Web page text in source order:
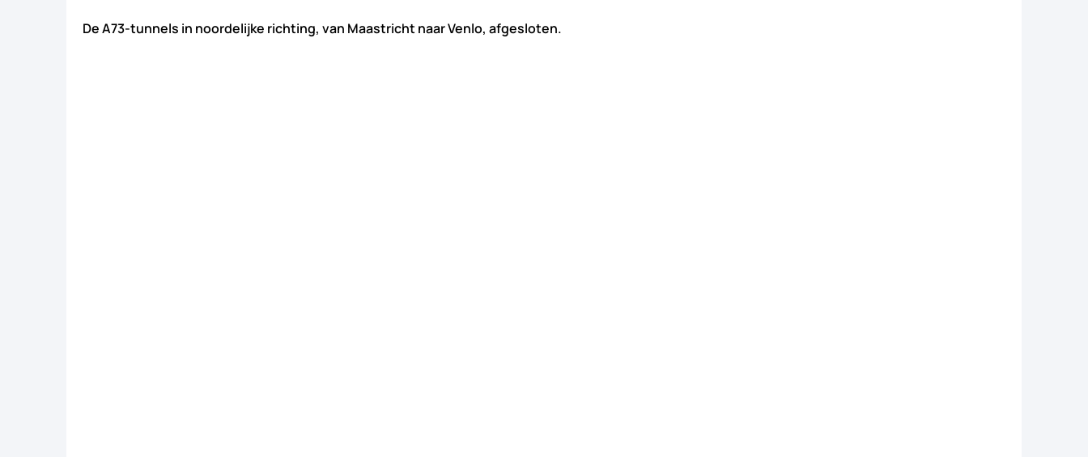
De A73-tunnels in noordelijke richting, van Maastricht naar Venlo, afgesloten.